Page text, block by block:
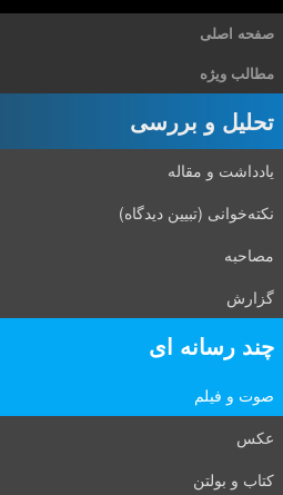
صفحه اصلی
مطالب ویژه
تحلیل و بررسی
یادداشت و مقاله
نکته‌خوانی (تبیین دیدگاه)
مصاحبه
گزارش
چند رسانه ای
صوت و فیلم
عکس
کتاب و بولتن